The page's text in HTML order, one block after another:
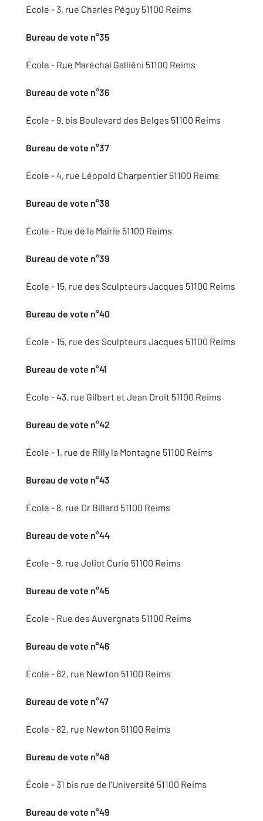
École - 3, rue Charles Péguy 51100 Reims
Bureau de vote n°35
École - Rue Maréchal Galliéni 51100 Reims
Bureau de vote n°36
École - 9. bis Boulevard des Belges 51100 Reims
Bureau de vote n°37
École - 4, rue Léopold Charpentier 51100 Reims
Bureau de vote n°38
École - Rue de la Mairie 51100 Reims
Bureau de vote n°39
École - 15, rue des Sculpteurs Jacques 51100 Reims
Bureau de vote n°40
École - 15, rue des Sculpteurs Jacques 51100 Reims
Bureau de vote n°41
École - 43, rue Gilbert et Jean Droit 51100 Reims
Bureau de vote n°42
École - 1, rue de Rilly la Montagne 51100 Reims
Bureau de vote n°43
École - 8, rue Dr Billard 51100 Reims
Bureau de vote n°44
École - 9, rue Joliot Curie 51100 Reims
Bureau de vote n°45
École - Rue des Auvergnats 51100 Reims
Bureau de vote n°46
École - 82, rue Newton 51100 Reims
Bureau de vote n°47
École - 82, rue Newton 51100 Reims
Bureau de vote n°48
École - 31 bis rue de l'Université 51100 Reims
Bureau de vote n°49